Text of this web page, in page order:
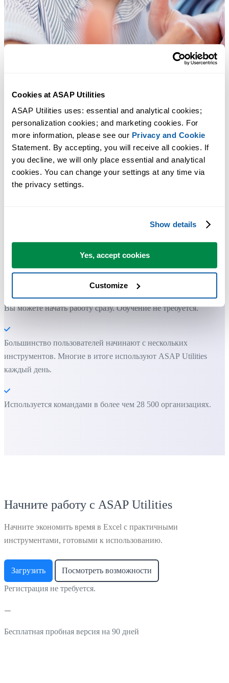
Cookies at ASAP Utilities
ASAP Utilities uses: essential and analytical cookies;
personalization cookies; and marketing cookies. For
more information, please see our Privacy and Cookie
Statement. By accepting, you will receive all cookies. If
you decline, we will only place essential and analytical
cookies. You can change your settings at any time via
the privacy settings.
Show details
Yes, accept cookies
Customize
ASAP Utilities помогает экономить время и делать то, что
невозможно сделать только средствами Excel.
Вы можете начать работу сразу. Обучение не требуется.
Большинство пользователей начинают с нескольких
инструментов. Многие в итоге используют ASAP Utilities
каждый день.
Используется командами в более чем 28 500 организациях.
Начните работу с ASAP Utilities
Начните экономить время в Excel с практичными
инструментами, готовыми к использованию.
Загрузить Посмотреть возможности
Регистрация не требуется.
Бесплатная пробная версия на 90 дней